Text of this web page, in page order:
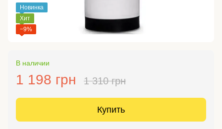
Новинка
Хит
−9%
В наличии
1 198 грн 1 310 грн
Купить